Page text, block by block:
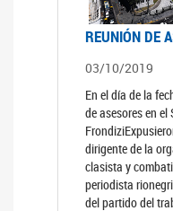
REUNIÓN DE
03/10/2019
En el día de la
de asesores en
dirigente de la
clasista y
periodista
del partido del